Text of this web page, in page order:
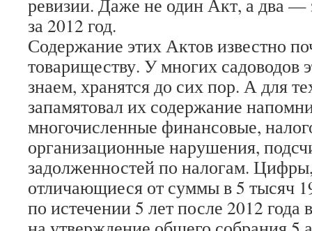
ревизии. Даже не один Акт, а два —
за 2012 год.
Содержание этих Актов известно
товариществу. У многих садоводов
знаем, хранятся до сих пор. А для
запамятовал их содержание
многочисленные финансовые,
организационные нарушения,
задолженностей по налогам.
отличающиеся от суммы в 5 тысяч
по истечении 5 лет после 2012